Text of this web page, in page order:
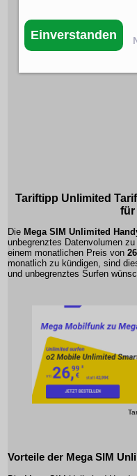
Tariftipp Unlimited
für
Die Mega SIM Unlimited
unbegrenztes Datenvolumen
einem monatlichen Preis von
monatlich zu kündigen, sind
und unbegrenztes Surfen
Vorteile der Mega SIM
Einverstanden